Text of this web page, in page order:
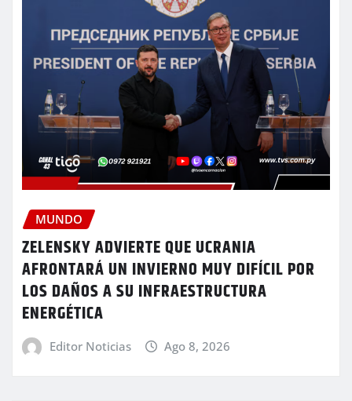
MUNDO
ZELENSKY ADVIERTE QUE UCRANIA
AFRONTARÁ UN INVIERNO MUY DIFÍCIL POR
LOS DAÑOS A SU INFRAESTRUCTURA
ENERGÉTICA
Editor Noticias Ago 8, 2026